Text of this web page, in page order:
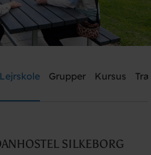
3642
Lejrskole Grupper Kursus
SILKEBORG